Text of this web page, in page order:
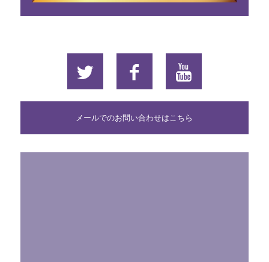
メールでのお問い合わせはこちら